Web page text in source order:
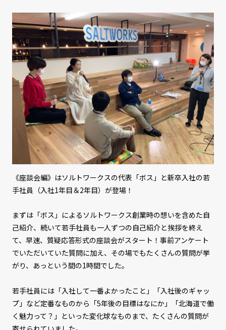
《座談会編》はソルトワークスの代表「ボス」と新卒入社の若
手社員（入社1年目＆2年目）が登場！
まずは「ボス」によるソルトワークス創業時の想いを含めた自
己紹介、続いて若手社員も一人ずつの自己紹介と挨拶を終え
て、早速、質疑応答形式の座談会がスタート！事前アンケート
でいただいていた質問に加え、その場でもたくさんの質問が挙
がり、あっという間の1時間でした。
若手社員には「入社して一番よかったこと」「入社後のギャッ
プ」など定番なものから「5年後の目標はなにか」「北海道で働
く魅力って？」といった変化球なものまで、たくさんの質問が